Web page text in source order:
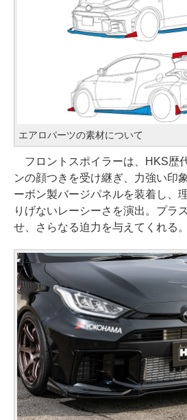
エアロパーツの素材について
フロントスポイラーは、HKS歴
ンの顔つきを受け継ぎ、力強い印
ーボン製バージパネルを装着し、
りげないレーシーさを演出。プラ
せ、さらなる迫力を与えてくれる。